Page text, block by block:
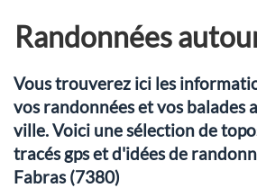
Randonnées
Vous trouverez ici les
vos randonnées et vos balades
ville. Voici une sélection de
tracés gps et d'idées de
Fabras (7380)